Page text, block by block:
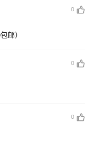
0
邮）
0
0